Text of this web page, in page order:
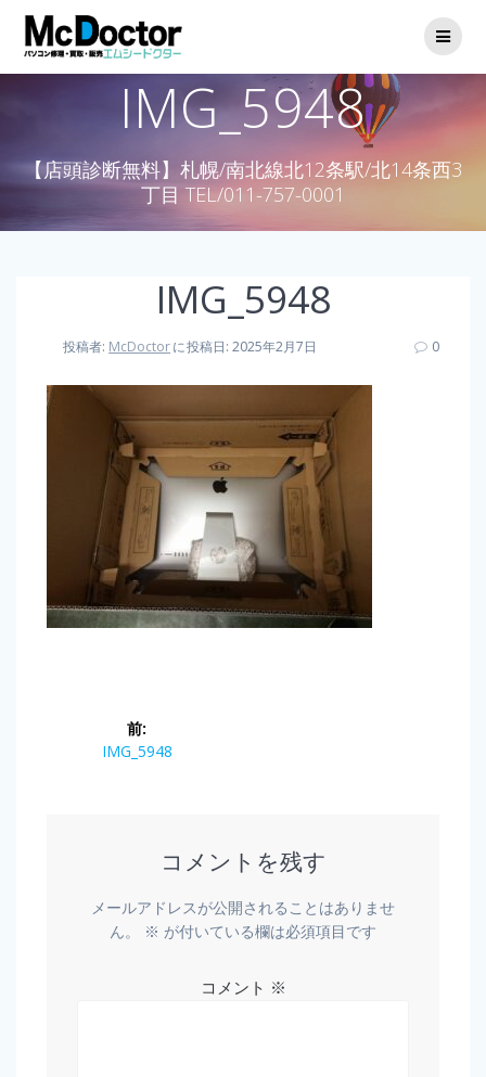
IMG_5948
【店頭診断無料】札幌/南北線北12条駅/北14条西3
丁目 TEL/011-757-0001
IMG_5948
投稿者: McDoctorに投稿日: 2025年2月7日 0
前:
IMG_5948
コメントを残す
メールアドレスが公開されることはありませ
ん。
※ が付いている欄は必須項目です
コメント ※